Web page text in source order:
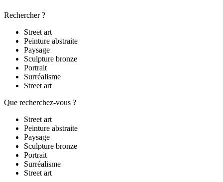
Rechercher ?
Street art
Peinture abstraite
Paysage
Sculpture bronze
Portrait
Surréalisme
Street art
Que recherchez-vous ?
Street art
Peinture abstraite
Paysage
Sculpture bronze
Portrait
Surréalisme
Street art